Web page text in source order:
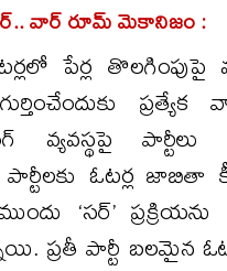
వార్ రూమ్ మెకానిజం :
పేర్ల తొలగింపుపై
వ్యవస్థపై పార్టీలు
ఓటర్ల జాబితా
‘సర్’
ప్రతీ పార్టీ బలమైన